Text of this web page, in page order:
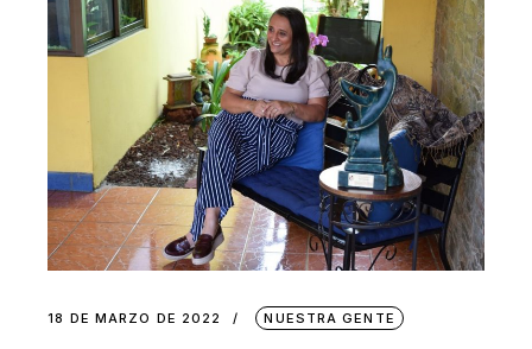
18 DE MARZO DE 2022 NUESTRA GENTE